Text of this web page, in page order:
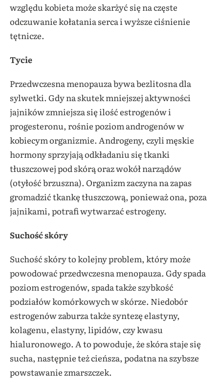
względu kobieta może skarżyć się na częste
odczuwanie kołatania serca i wyższe ciśnienie
tętnicze.
Tycie
Przedwczesna menopauza bywa bezlitosna dla
sylwetki. Gdy na skutek mniejszej aktywności
jajników zmniejsza się ilość estrogenów i
progesteronu, rośnie poziom androgenów w
kobiecym organizmie. Androgeny, czyli męskie
hormony sprzyjają odkładaniu się tkanki
tłuszczowej pod skórą oraz wokół narządów
(otyłość brzuszna). Organizm zaczyna na zapas
gromadzić tkankę tłuszczową, ponieważ ona, poza
jajnikami, potrafi wytwarzać estrogeny.
Suchość skóry
Suchość skóry to kolejny problem, który może
powodować przedwczesna menopauza. Gdy spada
poziom estrogenów, spada także szybkość
podziałów komórkowych w skórze. Niedobór
estrogenów zaburza także syntezę elastyny,
kolagenu, elastyny, lipidów, czy kwasu
hialuronowego. A to powoduje, że skóra staje się
sucha, następnie też cieńsza, podatna na szybsze
powstawanie zmarszczek.